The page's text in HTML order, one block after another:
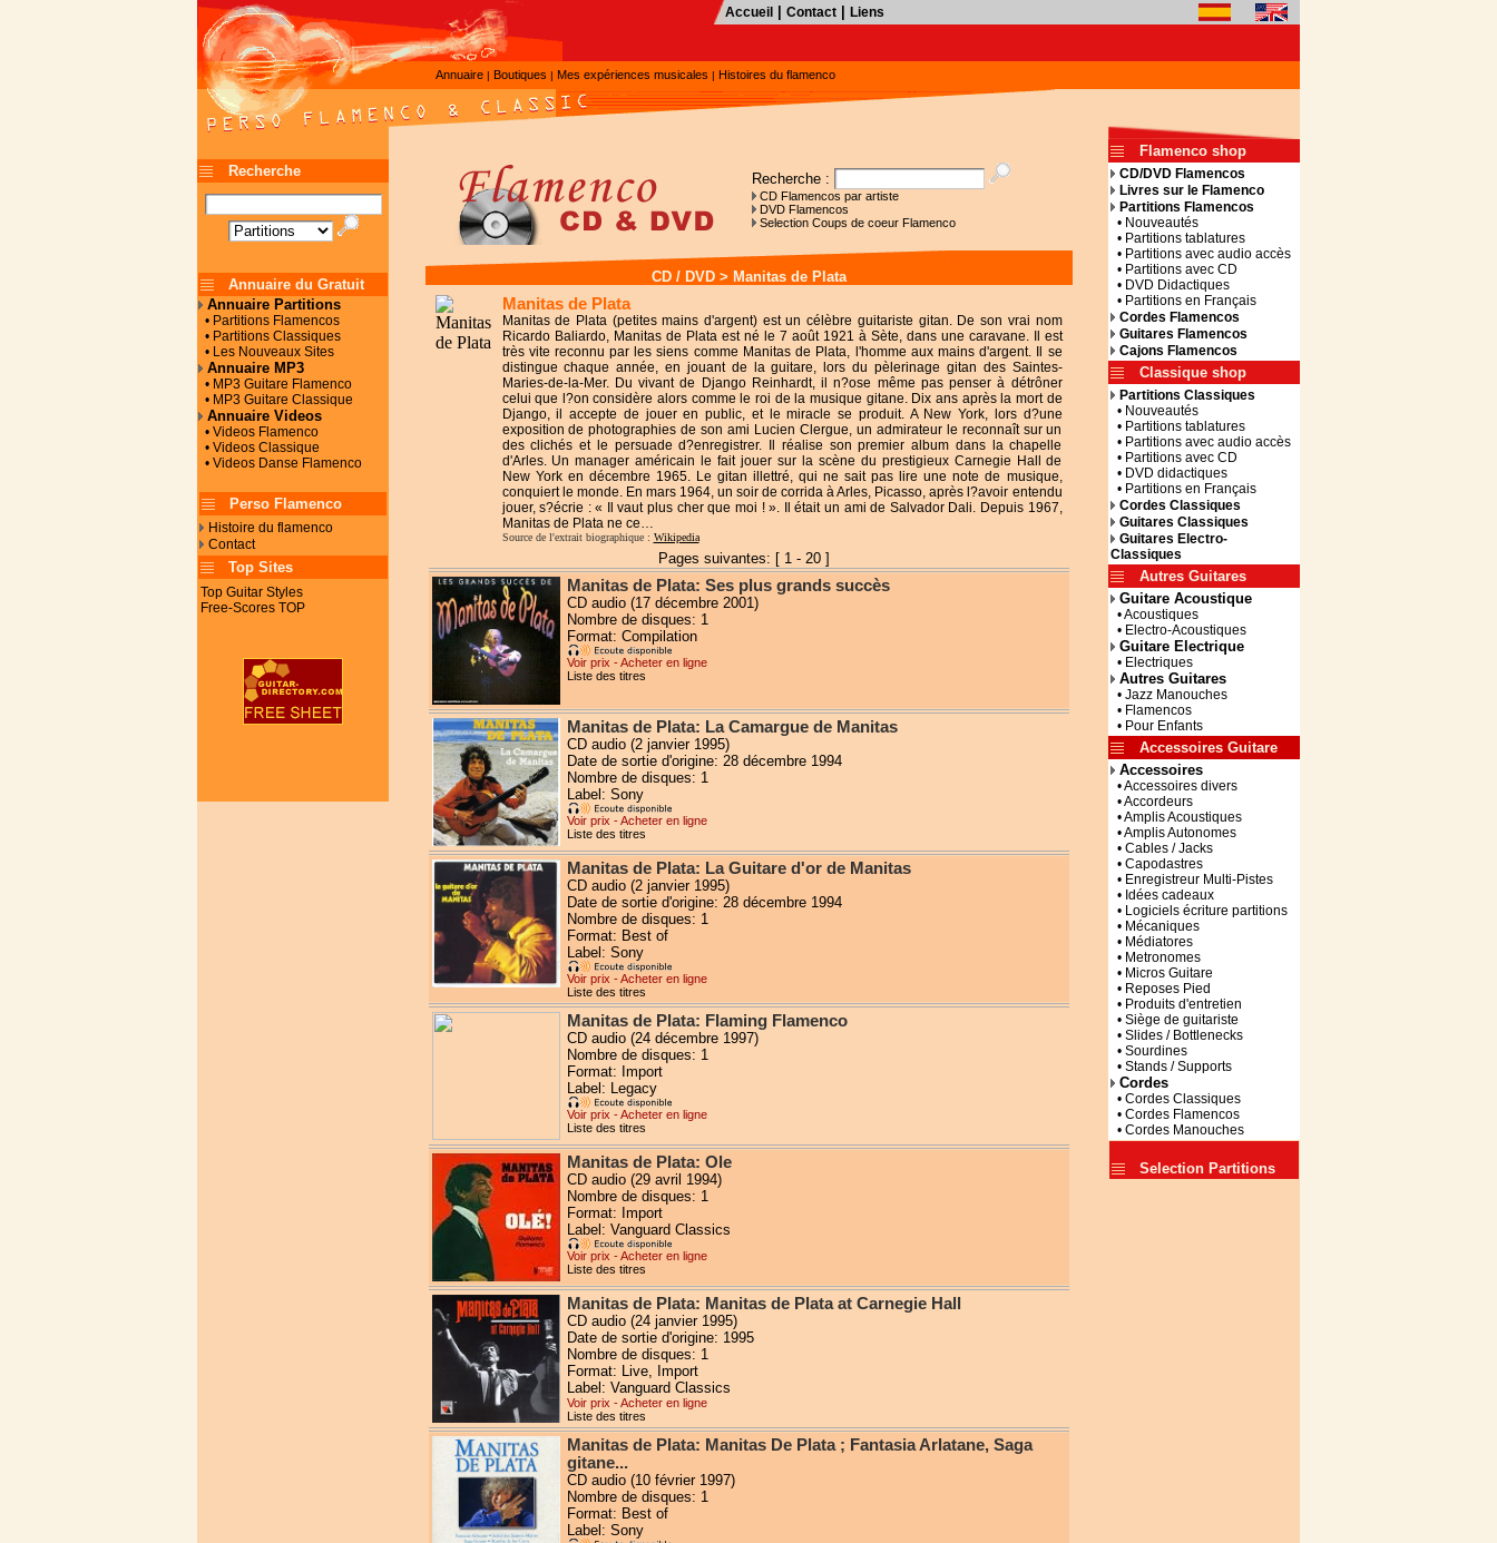
Accueil Contact Liens
Annuaire | Boutiques | Mes expériences musicales | Histoires du flamenco
Recherche
Annuaire du Gratuit
Annuaire Partitions
• Partitions Flamencos
• Partitions Classiques
• Les Nouveaux Sites
Annuaire MP3
• MP3 Guitare Flamenco
• MP3 Guitare Classique
Annuaire Videos
• Videos Flamenco
• Videos Classique
• Videos Danse Flamenco
Perso Flamenco
Histoire du flamenco
Contact
Top Sites
Top Guitar Styles
Free-Scores TOP
Recherche :
CD Flamencos par artiste
DVD Flamencos
Selection Coups de coeur Flamenco
CD / DVD > Manitas de Plata
Manitas de Plata
Manitas de Plata (petites mains d'argent) est un célèbre guitariste gitan. De son vrai nom
Ricardo Baliardo, Manitas de Plata est né le 7 août 1921 à Sète, dans une caravane. Il est
très vite reconnu par les siens comme Manitas de Plata, l'homme aux mains d'argent. Il se
distingue chaque année, en jouant de la guitare, lors du pèlerinage gitan des Saintes-
Maries-de-la-Mer. Du vivant de Django Reinhardt, il n?ose même pas penser à détrôner
celui que l?on considère alors comme le roi de la musique gitane. Dix ans après la mort de
Django, il accepte de jouer en public, et le miracle se produit. A New York, lors d?une
exposition de photographies de son ami Lucien Clergue, un admirateur le reconnaît sur un
des clichés et le persuade d?enregistrer. Il réalise son premier album dans la chapelle
d'Arles. Un manager américain le fait jouer sur la scène du prestigieux Carnegie Hall de
New York en décembre 1965. Le gitan illettré, qui ne sait pas lire une note de musique,
conquiert le monde. En mars 1964, un soir de corrida à Arles, Picasso, après l?avoir entendu
jouer, s?écrie : « Il vaut plus cher que moi ! ». Il était un ami de Salvador Dali. Depuis 1967,
Manitas de Plata ne ce…
Source de l'extrait biographique : Wikipedia
Pages suivantes: [ 1 - 20 ]
Manitas de Plata: Ses plus grands succès
CD audio (17 décembre 2001)
Nombre de disques: 1
Format: Compilation
Voir prix - Acheter en ligne
Liste des titres
Manitas de Plata: La Camargue de Manitas
CD audio (2 janvier 1995)
Date de sortie d'origine: 28 décembre 1994
Nombre de disques: 1
Label: Sony
Voir prix - Acheter en ligne
Liste des titres
Manitas de Plata: La Guitare d'or de Manitas
CD audio (2 janvier 1995)
Date de sortie d'origine: 28 décembre 1994
Nombre de disques: 1
Format: Best of
Label: Sony
Voir prix - Acheter en ligne
Liste des titres
Manitas de Plata: Flaming Flamenco
CD audio (24 décembre 1997)
Nombre de disques: 1
Format: Import
Label: Legacy
Voir prix - Acheter en ligne
Liste des titres
Manitas de Plata: Ole
CD audio (29 avril 1994)
Nombre de disques: 1
Format: Import
Label: Vanguard Classics
Voir prix - Acheter en ligne
Liste des titres
Manitas de Plata: Manitas de Plata at Carnegie Hall
CD audio (24 janvier 1995)
Date de sortie d'origine: 1995
Nombre de disques: 1
Format: Live, Import
Label: Vanguard Classics
Voir prix - Acheter en ligne
Liste des titres
Manitas de Plata: Manitas De Plata ; Fantasia Arlatane, Saga
gitane...
CD audio (10 février 1997)
Nombre de disques: 1
Format: Best of
Label: Sony
Flamenco shop
CD/DVD Flamencos
Livres sur le Flamenco
Partitions Flamencos
• Nouveautés
• Partitions tablatures
• Partitions avec audio accès
• Partitions avec CD
• DVD Didactiques
• Partitions en Français
Cordes Flamencos
Guitares Flamencos
Cajons Flamencos
Classique shop
Partitions Classiques
• Nouveautés
• Partitions tablatures
• Partitions avec audio accès
• Partitions avec CD
• DVD didactiques
• Partitions en Français
Cordes Classiques
Guitares Classiques
Guitares Electro-
Classiques
Autres Guitares
Guitare Acoustique
• Acoustiques
• Electro-Acoustiques
Guitare Electrique
• Electriques
Autres Guitares
• Jazz Manouches
• Flamencos
• Pour Enfants
Accessoires Guitare
Accessoires
• Accessoires divers
• Accordeurs
• Amplis Acoustiques
• Amplis Autonomes
• Cables / Jacks
• Capodastres
• Enregistreur Multi-Pistes
• Idées cadeaux
• Logiciels écriture partitions
• Mécaniques
• Médiatores
• Metronomes
• Micros Guitare
• Reposes Pied
• Produits d'entretien
• Siège de guitariste
• Slides / Bottlenecks
• Sourdines
• Stands / Supports
Cordes
• Cordes Classiques
• Cordes Flamencos
• Cordes Manouches
Selection Partitions